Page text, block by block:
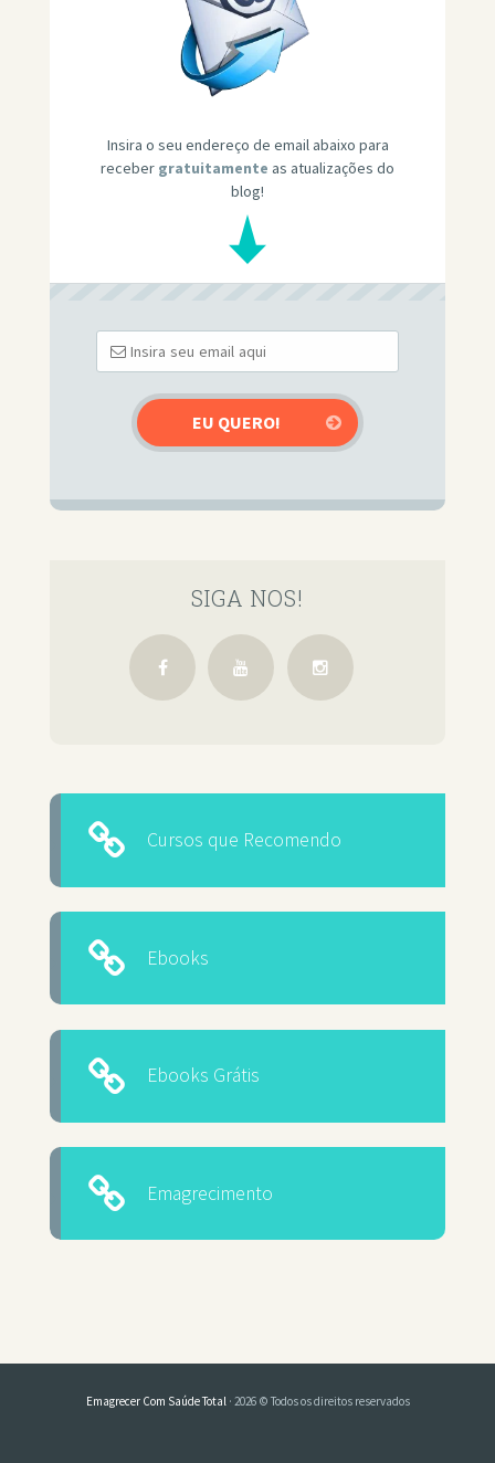
Insira o seu endereço de email abaixo para
receber gratuitamente as atualizações do
blog!
SIGA NOS!
Cursos que Recomendo
Ebooks
Ebooks Grátis
Emagrecimento
Emagrecer Com Saúde Total · 2026 © Todos os direitos reservados